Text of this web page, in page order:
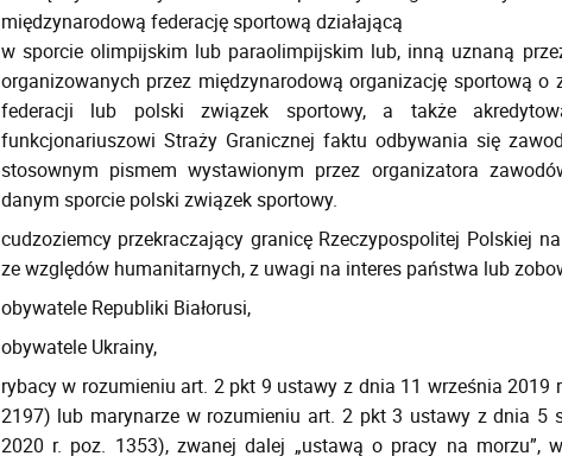
międzynarodową federację sportową działającą
w sporcie olimpijskim lub paraolimpijskim lub, inną uznaną
organizowanych przez międzynarodową organizację sportową
federacji lub polski związek sportowy, a także
funkcjonariuszowi Straży Granicznej faktu odbywania się
stosownym pismem wystawionym przez organizatora
danym sporcie polski związek sportowy.
cudzoziemcy przekraczający granicę Rzeczypospolitej Polskiej
ze względów humanitarnych, z uwagi na interes państwa lub
obywatele Republiki Białorusi,
obywatele Ukrainy,
rybacy w rozumieniu art. 2 pkt 9 ustawy z dnia 11 września 2019
2197) lub marynarze w rozumieniu art. 2 pkt 3 ustawy z dnia 5
2020 r. poz. 1353), zwanej dalej „ustawą o pracy na morzu”,